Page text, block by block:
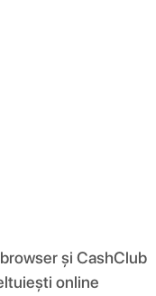
și CashClub
online